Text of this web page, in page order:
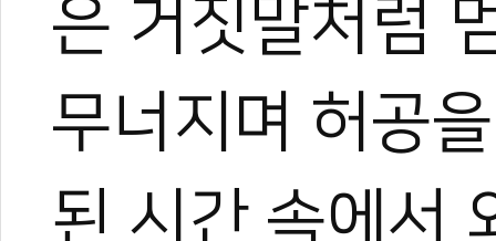
은 거짓말처럼
무너지며 허공
된 시간 속에서